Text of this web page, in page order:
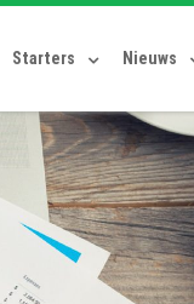
Starters Nieuws